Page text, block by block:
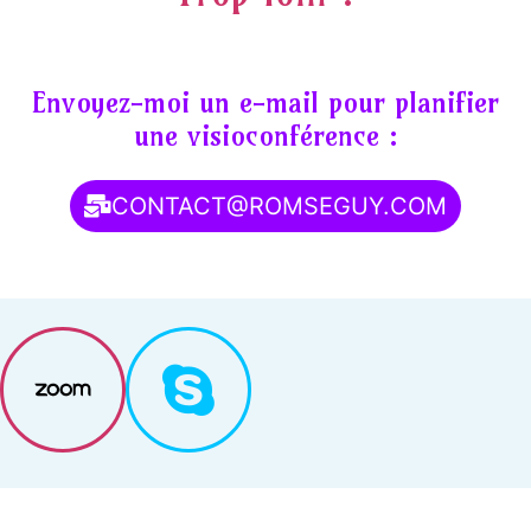
Envoyez-moi un e-mail pour planifier
une visioconférence :
CONTACT@ROMSEGUY.COM